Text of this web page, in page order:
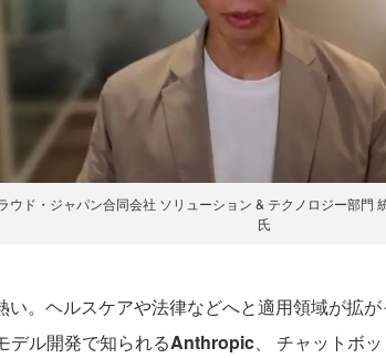
ウド・ジャパン合同会社 ソリューション & テクノロジー部門
氏
。ヘルスケアや法律などへと適用領域が拡
デル開発で知られるAnthropic、 チャットボ